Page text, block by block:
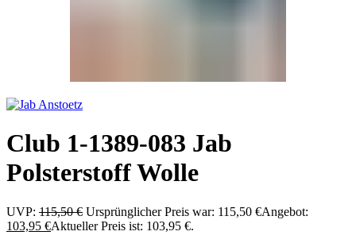
Club 1-1389-083 Jab
Polsterstoff Wolle
UVP: 115,50€ Ursprünglicher Preis war: 115,50 €Angebot:
103,95 €Aktueller Preis ist: 103,95 €.